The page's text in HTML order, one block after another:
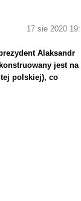
17 sie 2020
Alaksandr
jest na
polskiej), co